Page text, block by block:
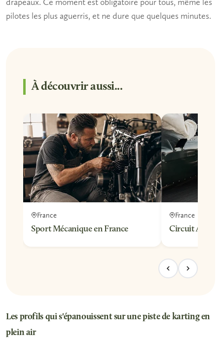
pilotes les plus aguerris, et ne dure que quelques minutes.
À découvrir aussi...
France
Sport Mécanique en France
France
Circuit
Les profils qui s'épanouissent sur une piste de karting en
plein air